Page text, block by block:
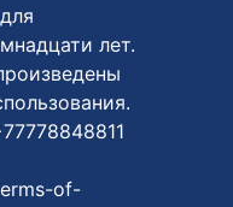
лет.
of-